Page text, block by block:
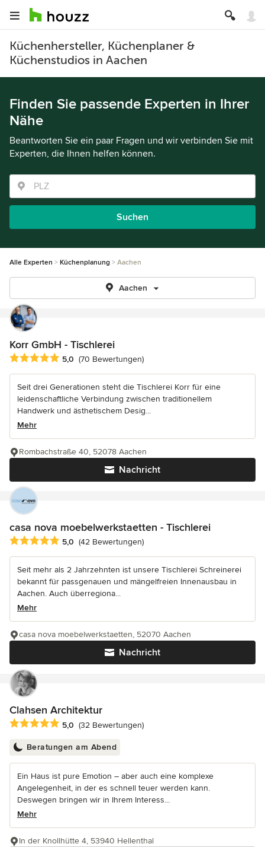
Küchenhersteller, Küchenplaner &
Küchenstudios in Aachen
Finden Sie passende Experten in Ihrer
Nähe
Beantworten Sie ein paar Fragen und wir verbinden Sie mit
Experten, die Ihnen helfen können.
Suchen
Alle Experten Küchenplanung Aachen
Aachen
Korr GmbH - Tischlerei
Durchschnittliche Bewertung: 5 von 5 Sternen
5,0 (70 Bewertungen)
Seit drei Generationen steht die Tischlerei Korr für eine
leidenschaftliche Verbindung zwischen traditionellem
Handwerk und ästhetischem Desig...
Mehr
Nachricht
Rombachstraße 40, 52078 Aachen
casa nova moebelwerkstaetten - Tischlerei
Durchschnittliche Bewertung: 5 von 5 Sternen
5,0 (42 Bewertungen)
Seit mehr als 2 Jahrzehnten ist unsere Tischlerei Schreinerei
bekannt für passgenauen und mängelfreien Innenausbau in
Aachen. Auch überregiona...
Mehr
Nachricht
casa nova moebelwerkstaetten, 52070 Aachen
Clahsen Architektur
Durchschnittliche Bewertung: 5 von 5 Sternen
5,0 (32 Bewertungen)
Beratungen am Abend
Ein Haus ist pure Emotion – aber auch eine komplexe
Angelegenheit, in der es schnell teuer werden kann.
Deswegen bringen wir in Ihrem Interess...
Mehr
In der Knollhütte 4, 53940 Hellenthal